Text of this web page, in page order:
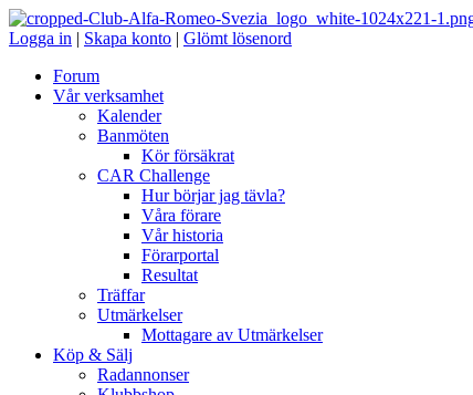
Logga in | Skapa konto | Glömt lösenord
Forum
Vår verksamhet
Kalender
Banmöten
Kör försäkrat
CAR Challenge
Hur börjar jag tävla?
Våra förare
Vår historia
Förarportal
Resultat
Träffar
Utmärkelser
Mottagare av Utmärkelser
Köp & Sälj
Radannonser